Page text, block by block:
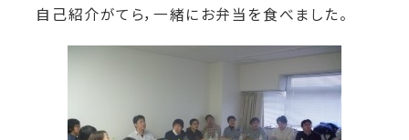
自己紹介がてら，一緒にお弁当を食べました。